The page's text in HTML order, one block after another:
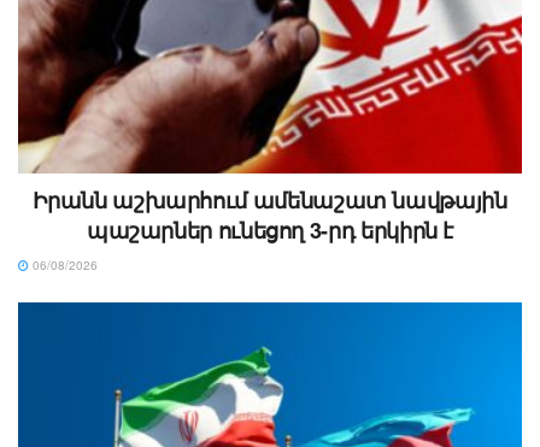
Իրանն աշխարհում ամենաշատ նավթային
պաշարներ ունեցող 3-րդ երկիրն է
06/08/2026